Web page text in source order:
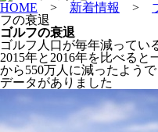
HOME > 新着情報 >
フの衰退
ゴルフの衰退
ゴルフ人口が毎年減ってい
2015年と2016年を比べると
から550万人に減ったよう
データがありました